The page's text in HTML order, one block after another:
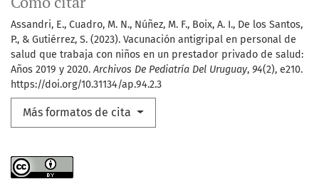
Assandri, E., Cuadro, M. N., Núñez, M. F., Boix, A. I., De los Santos,
P., & Gutiérrez, S. (2023). Vacunación antigripal en personal de
salud que trabaja con niños en un prestador privado de salud:
Años 2019 y 2020.Archivos De Pediatría Del Uruguay, 94(2), e210.
https://doi.org/10.31134/ap.94.2.3
Más formatos de cita